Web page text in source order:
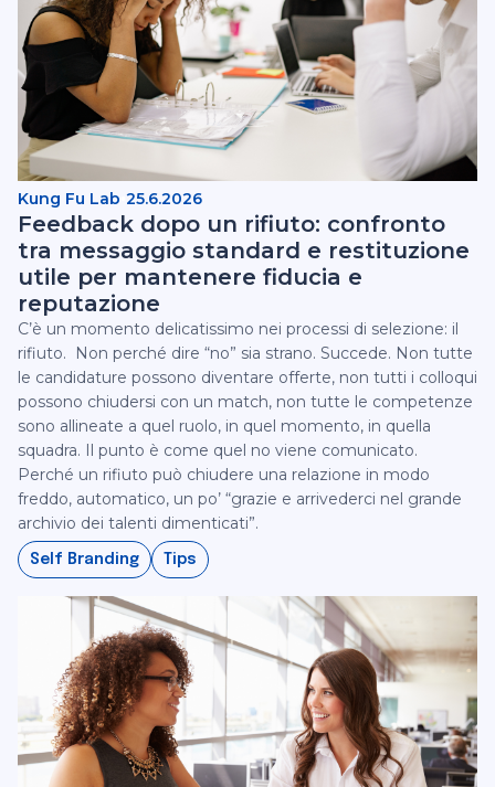
Kung Fu Lab 25.6.2026
Feedback dopo un rifiuto: confronto
tra messaggio standard e restituzione
utile per mantenere fiducia e
reputazione
C’è un momento delicatissimo nei processi di selezione: il
rifiuto. ‍ Non perché dire “no” sia strano. Succede. Non tutte
le candidature possono diventare offerte, non tutti i colloqui
possono chiudersi con un match, non tutte le competenze
sono allineate a quel ruolo, in quel momento, in quella
squadra. Il punto è come quel no viene comunicato.
Perché un rifiuto può chiudere una relazione in modo
freddo, automatico, un po’ “grazie e arrivederci nel grande
archivio dei talenti dimenticati”.
Self Branding Tips